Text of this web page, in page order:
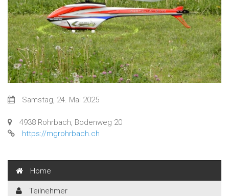
Samstag, 24. Mai 2025
4938 Rohrbach, Bodenweg 20
https://mgrohrbach.ch
Home
Teilnehmer